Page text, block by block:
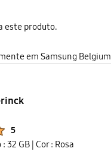
este produto.
em Samsung Belgium
5
32 GB | Cor : Rosa